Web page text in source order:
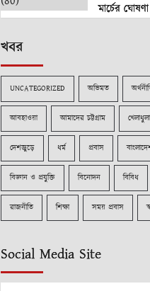
মার্চের ঘোষণা
খবর
UNCATEGORIZED অভিমত
আবহাওয়া আমাদের চট্টগ্রাম খেলাধুলা
দেশজুড়ে ধর্ম প্রবাস
বিজ্ঞান ও প্রযুক্তি বিনোদন বিবিধ
রাজনীতি শিক্ষা সময় প্রবাস
Social Media Site